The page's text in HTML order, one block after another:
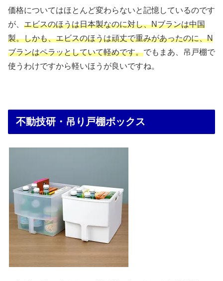
価格についてはほとんど変わらないと記憶しているのです
が、 エビスのほうは日本製なのに対し、Nブランは中国
製。しかも、エビスのほうは頑丈で重みがあったのに、N
ブランはペラッとしていて軽めです。でもまあ、吊戸棚で
使うわけですから軽いほうが良いですね。
不動技研・吊り戸棚ボックス